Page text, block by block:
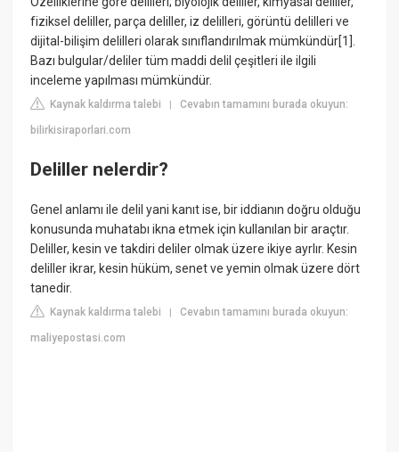
fiziksel deliller, parça deliller, iz delilleri, görüntü delilleri ve
dijital-bilişim delilleri olarak sınıflandırılmak mümkündür[1].
Bazı bulgular/deliler tüm maddi delil çeşitleri ile ilgili
inceleme yapılması mümkündür.
Kaynak kaldırma talebi |Cevabın tamamını burada okuyun:
bilirkisiraporlari.com
Deliller nelerdir?
Genel anlamı ile delil yani kanıt ise, bir iddianın doğru olduğu
konusunda muhatabı ikna etmek için kullanılan bir araçtır.
Deliller, kesin ve takdiri deliler olmak üzere ikiye ayrlır. Kesin
deliller ikrar, kesin hüküm, senet ve yemin olmak üzere dört
tanedir.
Kaynak kaldırma talebi |Cevabın tamamını burada okuyun:
maliyepostasi.com